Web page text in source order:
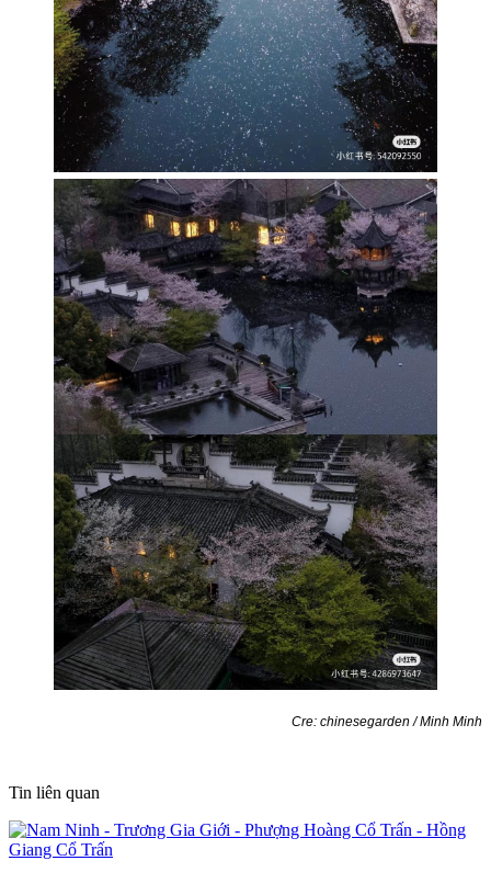
Cre: chinesegarden / Minh Minh
Tin liên quan